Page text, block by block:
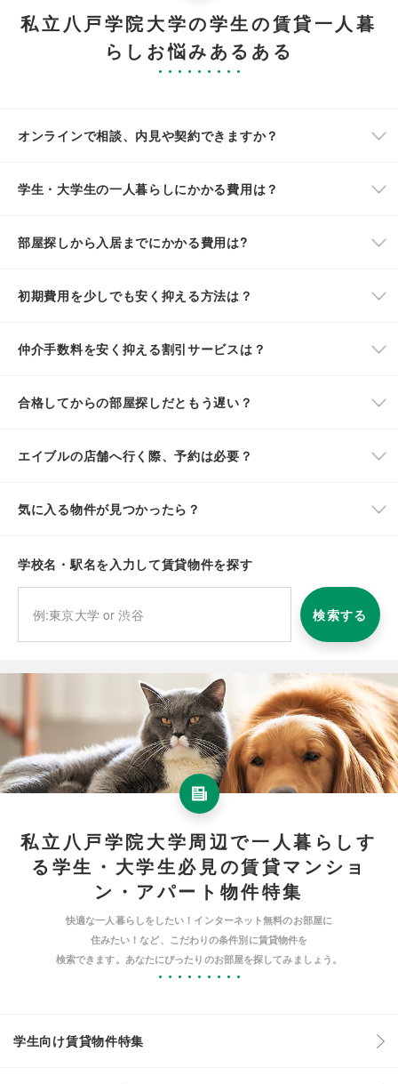
私立八戸学院大学の学生の賃貸一人暮
らしお悩みあるある
オンラインで相談、内見や契約できますか？
学生・大学生の一人暮らしにかかる費用は？
部屋探しから入居までにかかる費用は?
初期費用を少しでも安く抑える方法は？
仲介手数料を安く抑える割引サービスは？
合格してからの部屋探しだともう遅い？
エイブルの店舗へ行く際、予約は必要？
気に入る物件が見つかったら？
学校名・駅名を入力して賃貸物件を探す
検索する
私立八戸学院大学周辺で一人暮らしす
る学生・大学生必見の賃貸マンショ
ン・アパート物件特集
快適な一人暮らしをしたい！インターネット無料のお部屋に
住みたい！など、こだわりの条件別に賃貸物件を
検索できます。あなたにぴったりのお部屋を探してみましょう。
学生向け賃貸物件特集